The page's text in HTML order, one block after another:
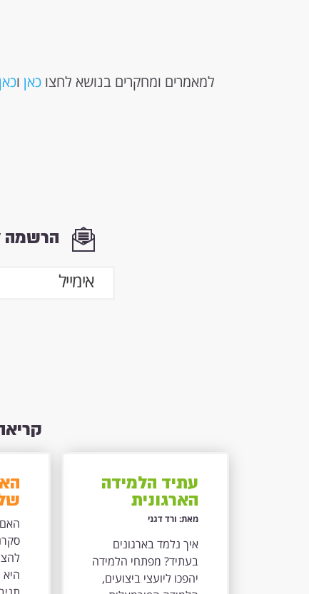
למאמרים ומחקרים בנושא לחצו כאן ו
הרשמה
עתיד הלמידה
הארגונית
בתמונה
אינפו-גראפית
אחת
מאת: ורד דגני
איך נלמד בארגונים
בעתיד? מפתחי הלמידה
יהפכו ליועצי ביצועים,